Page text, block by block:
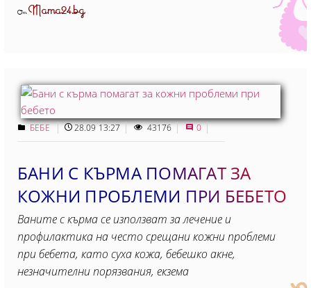
ОтMama24.bg
БЕБЕ 28.09 13:27 43176 0
БАНИ С КЪРМА ПОМАГАТ ЗА
КОЖНИ ПРОБЛЕМИ ПРИ БЕБЕТО
Ваните с кърма се използват за лечение и
профилактика на често срещани кожни проблеми
при бебета, като суха кожа, бебешко акне,
незначителни порязвания, екзема